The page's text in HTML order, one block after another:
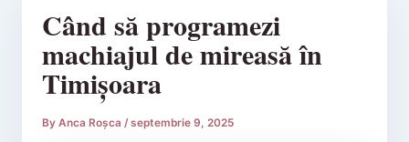
Când să programezi
machiajul de mireasă în
Timișoara
By Anca Roșca /septembrie 9, 2025